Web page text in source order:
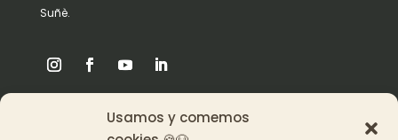
Usamos y comemos
Suñè.